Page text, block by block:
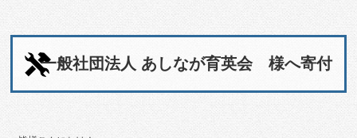
一般社団法人 あしなが育英会 様へ寄付